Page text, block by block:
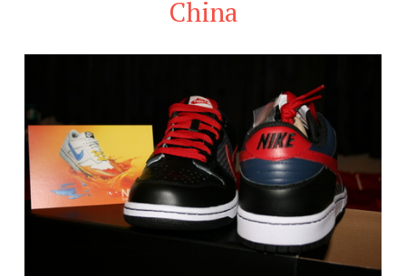
China